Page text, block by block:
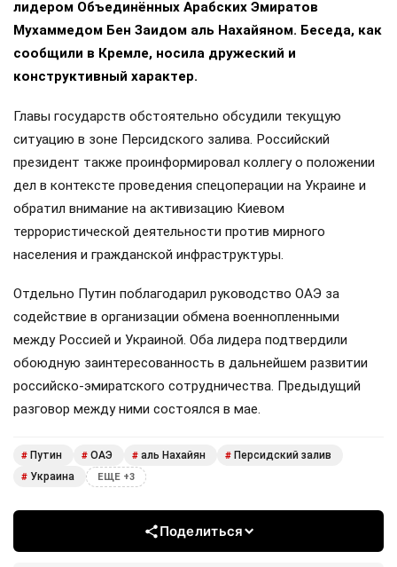
лидером Объединённых Арабских Эмиратов
Мухаммедом Бен Заидом аль Нахайяном. Беседа, как
сообщили в Кремле, носила дружеский и
конструктивный характер.
Главы государств обстоятельно обсудили текущую
ситуацию в зоне Персидского залива. Российский
президент также проинформировал коллегу о положении
дел в контексте проведения спецоперации на Украине и
обратил внимание на активизацию Киевом
террористической деятельности против мирного
населения и гражданской инфраструктуры.
Отдельно Путин поблагодарил руководство ОАЭ за
содействие в организации обмена военнопленными
между Россией и Украиной. Оба лидера подтвердили
обоюдную заинтересованность в дальнейшем развитии
российско-эмиратского сотрудничества. Предыдущий
разговор между ними состоялся в мае.
# Путин # ОАЭ # аль Нахайян # Персидский залив
# Украина ЕЩЕ +3
Поделиться